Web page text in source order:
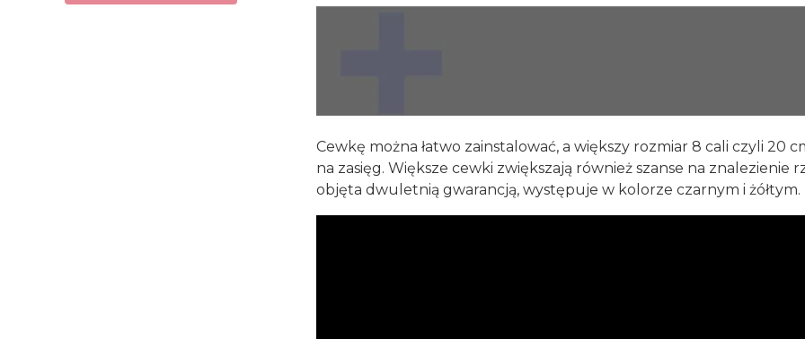
Cewkę można łatwo zainstalować, a większy rozmiar 8 cali czyli 20
na zasięg. Większe cewki zwiększają również szanse na
objęta dwuletnią gwarancją, występuje w kolorze czarnym i żółtym.